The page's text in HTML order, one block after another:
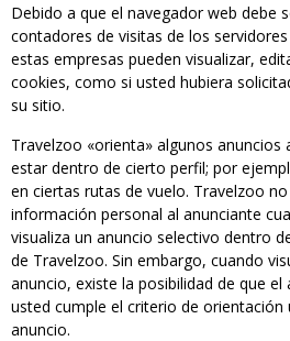
Debido a que el navegador web debe
contadores de visitas de los
estas empresas pueden visualizar,
cookies, como si usted hubiera
su sitio.
Travelzoo «orienta» algunos anuncios
estar dentro de cierto perfil; por
en ciertas rutas de vuelo. Travelzoo
información personal al anunciante
visualiza un anuncio selectivo dentro
de Travelzoo. Sin embargo, cuando
anuncio, existe la posibilidad de que el
usted cumple el criterio de
anuncio.